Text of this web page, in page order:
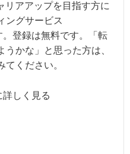
リアアップを目指す方に
ングサービス
。登録は無料です。「転
かな」と思った方は、
ください。
詳しく見る